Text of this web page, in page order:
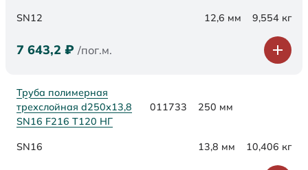
SN12 12,6 мм 9,554 кг
7 643,2 ₽ /пог.м.
Труба полимерная
трехслойная d250х13,8
SN16 F216 Т120 НГ
011733 250 мм
SN16 13,8 мм 10,406 кг